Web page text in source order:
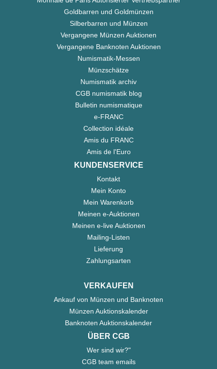
Goldbarren und Goldmünzen
Silberbarren und Münzen
Vergangene Münzen Auktionen
Vergangene Banknoten Auktionen
Numismatik-Messen
Münzschätze
Numismatik archiv
CGB numismatik blog
Bulletin numismatique
e-FRANC
Collection idéale
Amis du FRANC
Amis de l'Euro
KUNDENSERVICE
Kontakt
Mein Konto
Mein Warenkorb
Meinen e-Auktionen
Meinen e-live Auktionen
Mailing-Listen
Lieferung
Zahlungsarten
VERKAUFEN
Ankauf von Münzen und Banknoten
Münzen Auktionskalender
Banknoten Auktionskalender
ÜBER CGB
Wer sind wir?"
CGB team emails